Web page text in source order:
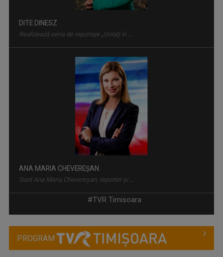
DITE DINESZ
Realizează seria de reportaje „Izolaţi în ...
ANA MARIA CHEVEREȘAN
Sunt Ana Maria Chevereșan, reporter și ...
#TVR Timisoara
PROGRAM